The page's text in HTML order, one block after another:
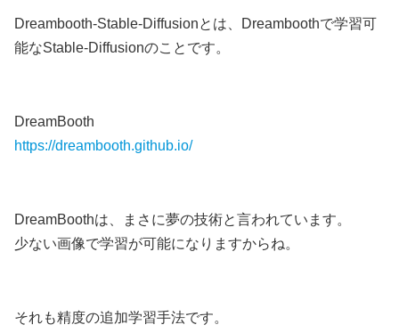
Dreambooth-Stable-Diffusionとは、Dreamboothで学習可
能なStable-Diffusionのことです。
DreamBooth
https://dreambooth.github.io/
DreamBoothは、まさに夢の技術と言われています。
少ない画像で学習が可能になりますからね。
それも精度の追加学習手法です。